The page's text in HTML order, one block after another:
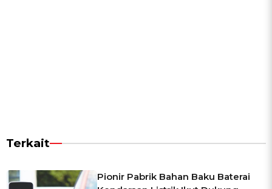
Terkait
Pionir Pabrik Bahan Baku Baterai